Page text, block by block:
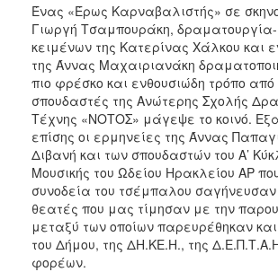
Ένας «Έρως Καρναβαλιστής» σε
Γιωργή Τσαμπουράκη,
κειμένων της Κατερίνας Χάλκου και
της Άννας Μαχαιριανάκη
πιο φρέσκο και ενθουσιώδη τρόπο από
σπουδαστές της Ανώτερης Σχολής
Τέχνης «ΝΟΤΟΣ» μάγεψε το κοινό.
επίσης οι ερμηνείες της Άννας
Διβανή και των σπουδαστών του Α’
Μουσικής του Ωδείου Ηρακλείου ΑΡ
συνοδεία του τσέμπαλου σαγήνευσαν
θεατές που μας τίμησαν με την
μεταξύ των οποίων παρευρέθηκαν
του Δήμου, της ΔΗ.ΚΕ.Η., της
φορέων.